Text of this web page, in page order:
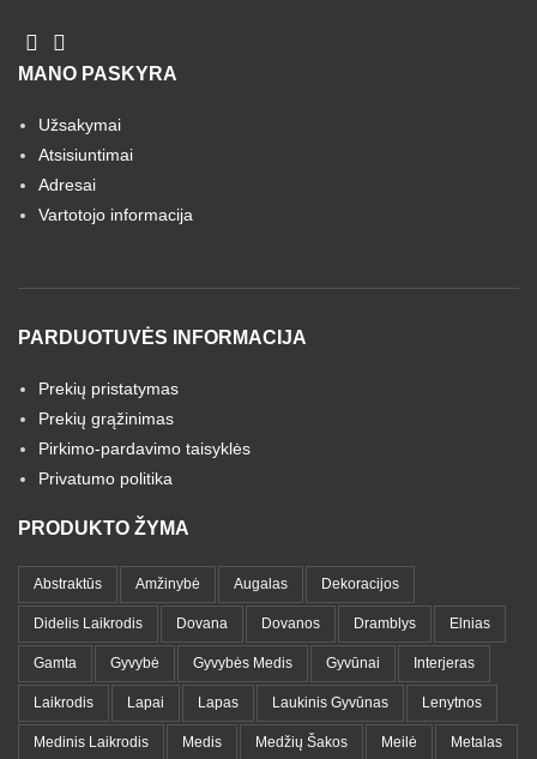
MANO PASKYRA
Užsakymai
Atsisiuntimai
Adresai
Vartotojo informacija
PARDUOTUVĖS INFORMACIJA
Prekių pristatymas
Prekių grąžinimas
Pirkimo-pardavimo taisyklės
Privatumo politika
PRODUKTO ŽYMA
Abstraktūs Amžinybė Augalas Dekoracijos
Didelis Laikrodis Dovana Dovanos Dramblys Elnias
Gamta Gyvybė Gyvybės Medis Gyvūnai Interjeras
Laikrodis Lapai Lapas Laukinis Gyvūnas Lenytnos
Medinis Laikrodis Medis Medžių Šakos Meilė Metalas